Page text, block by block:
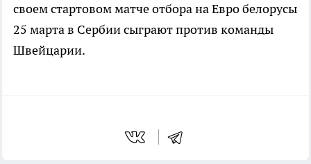
своем стартовом матче отбора на Евро белорусы
25 марта в Сербии сыграют против команды
Швейцарии.